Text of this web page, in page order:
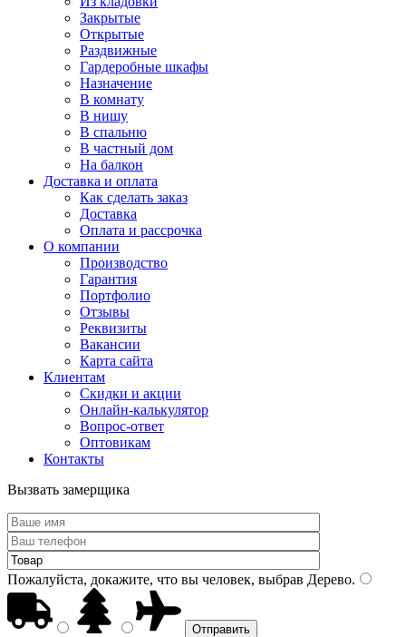
Закрытые
Открытые
Раздвижные
Гардеробные шкафы
Назначение
В комнату
В нишу
В спальню
В частный дом
На балкон
Доставка и оплата
Как сделать заказ
Доставка
Оплата и рассрочка
О компании
Производство
Гарантия
Портфолио
Отзывы
Реквизиты
Вакансии
Карта сайта
Клиентам
Скидки и акции
Онлайн-калькулятор
Вопрос-ответ
Оптовикам
Контакты
Вызвать замерщика
Пожалуйста, докажите, что вы человек, выбрав Дерево.